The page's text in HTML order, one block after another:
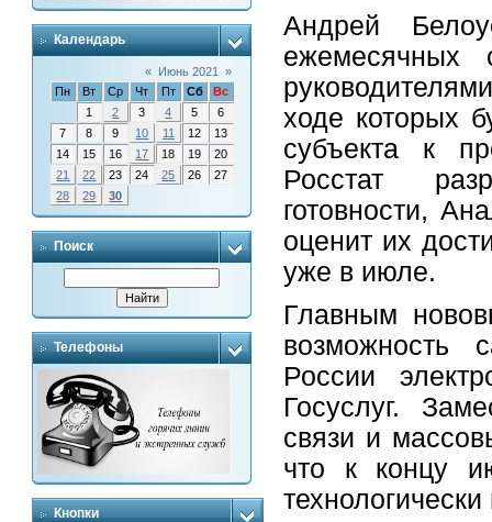
Календарь
« Июнь 2021
»
Пн
Вт Ср Чт Пт Сб
Вс
1
2 3 4 5
6
7
8 9 10 11 12
13
14
15 16 17 18 19
20
21
22 23 24 25 26
27
28
29 30
Поиск
Телефоны
Кнопки
Андрей
ежемесячных
ходе которых
субъекта к
Росстат
готовности,
оценит их
уже в июле.
Главным
возможность
России
Госуслуг.
связи и
что к концу